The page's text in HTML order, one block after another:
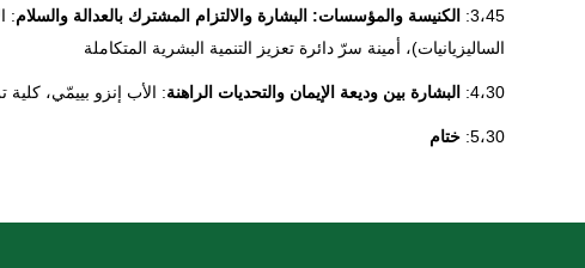
3،45: الكنيسة والمؤسسات: البشارة والالتزام المشترك بالعدالة والسلام:
الساليزيانيات)، أمينة سرّ دائرة تعزيز التنمية البشرية المتكاملة
4،30: البشارة بين وديعة الإيمان والتحديات الراهنة: الأب إنزو بييمّي، كلية
5،30: ختام